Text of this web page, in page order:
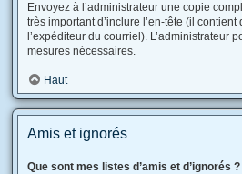
Envoyez à l’administrateur une copie
très important d’inclure l’en-tête (il
l’expéditeur du courriel). L’administrateur
mesures nécessaires.
Haut
Amis et ignorés
Que sont mes listes d’amis et d’ignorés ?